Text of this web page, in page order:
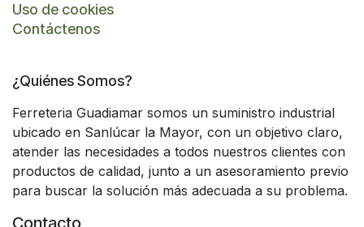
Uso de cookies
Contáctenos
¿Quiénes Somos?
Ferreteria Guadiamar somos un suministro industrial
ubicado en Sanlúcar la Mayor, con un objetivo claro,
atender las necesidades a todos nuestros clientes con
productos de calidad, junto a un asesoramiento previo
para buscar la solución más adecuada a su problema.
Contacto